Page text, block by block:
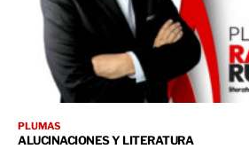
PLUMAS
ALUCINACIONES Y LITERATURA